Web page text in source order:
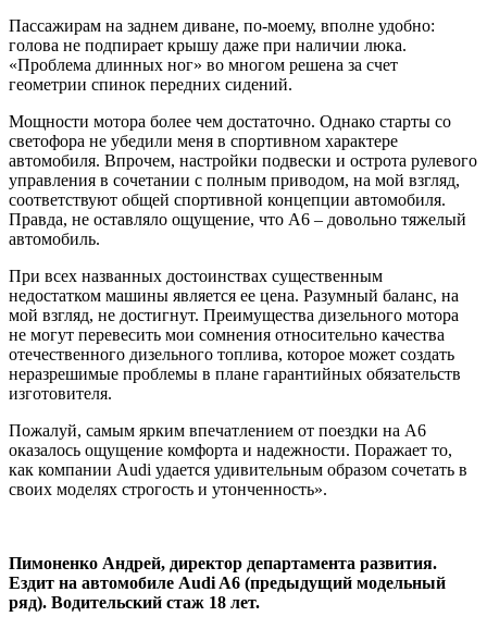
Пассажирам на заднем диване, по-моему, вполне удобно:
голова не подпирает крышу даже при наличии люка.
«Проблема длинных ног» во многом решена за счет
геометрии спинок передних сидений.
Мощности мотора более чем достаточно. Однако старты со
светофора не убедили меня в спортивном характере
автомобиля. Впрочем, настройки подвески и острота рулевого
управления в сочетании с полным приводом, на мой взгляд,
соответствуют общей спортивной концепции автомобиля.
Правда, не оставляло ощущение, что A6 – довольно тяжелый
автомобиль.
При всех названных достоинствах существенным
недостатком машины является ее цена. Разумный баланс, на
мой взгляд, не достигнут. Преимущества дизельного мотора
не могут перевесить мои сомнения относительно качества
отечественного дизельного топлива, которое может создать
неразрешимые проблемы в плане гарантийных обязательств
изготовителя.
Пожалуй, самым ярким впечатлением от поездки на А6
оказалось ощущение комфорта и надежности. Поражает то,
как компании Audi удается удивительным образом сочетать в
своих моделях строгость и утонченность».
Пимоненко Андрей, директор департамента развития.
Ездит на автомобиле Audi A6 (предыдущий модельный
ряд). Водительский стаж 18 лет.